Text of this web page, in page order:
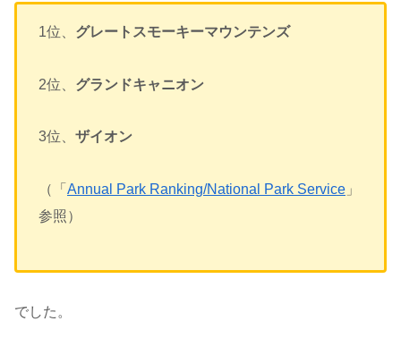
1位、 グレートスモーキーマウンテンズ
2位、 グランドキャニオン
3位、 ザイオン
（「 Annual Park Ranking/National Park Service 」
参照）
でした。